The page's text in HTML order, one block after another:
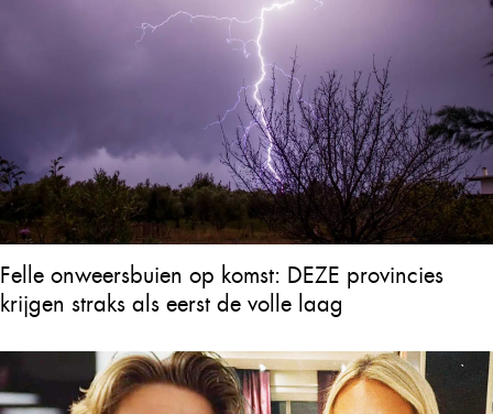
Felle onweersbuien op komst: DEZE provincies
krijgen straks als eerst de volle laag